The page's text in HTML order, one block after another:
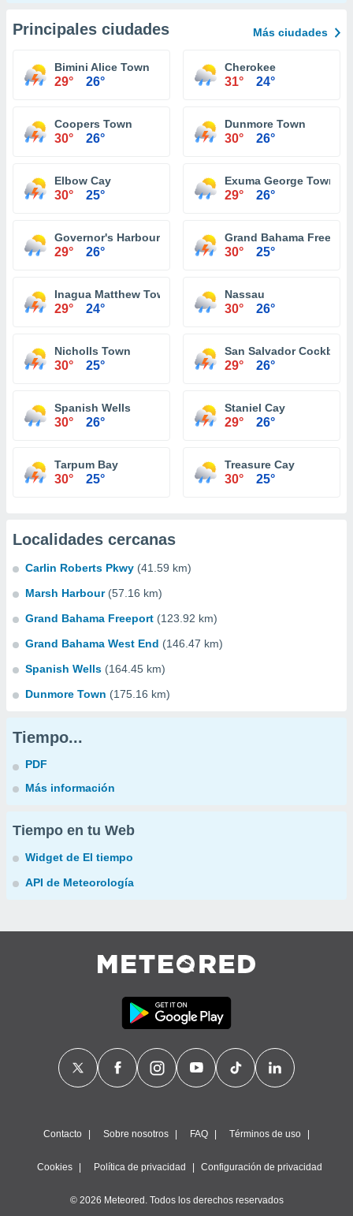
Principales ciudades Más ciudades
Bimini Alice Town
29° 26°
Cherokee
31° 24°
Coopers Town
30° 26°
Dunmore Town
30° 26°
Elbow Cay
30° 25°
Exuma George Town
29° 26°
Governor's Harbour
29° 26°
Grand Bahama Freeport
30° 25°
Inagua Matthew Town
29° 24°
Nassau
30° 26°
Nicholls Town
30° 25°
San Salvador
29° 26°
Spanish Wells
30° 26°
Staniel Cay
29° 26°
Tarpum Bay
30° 25°
Treasure Cay
30° 25°
Localidades cercanas
Carlin Roberts Pkwy (41.59 km)
Marsh Harbour (57.16 km)
Grand Bahama Freeport (123.92 km)
Grand Bahama West End (146.47 km)
Spanish Wells (164.45 km)
Dunmore Town (175.16 km)
Tiempo...
PDF
Más información
Tiempo en tu Web
Widget de El tiempo
API de Meteorología
Contacto Sobre nosotros FAQ Términos de uso
Cookies Política de privacidad Configuración de privacidad
© 2026 Meteored. Todos los derechos reservados